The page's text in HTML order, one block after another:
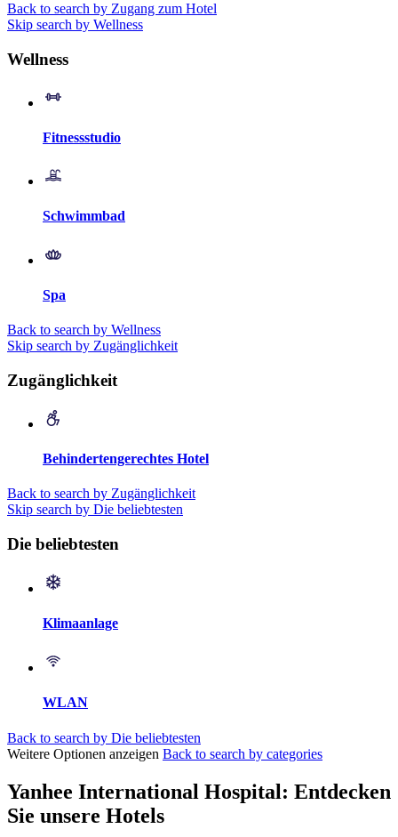
Back to search by Zugang zum Hotel
Skip search by Wellness
Wellness
Fitnessstudio
Schwimmbad
Spa
Back to search by Wellness
Skip search by Zugänglichkeit
Zugänglichkeit
Behindertengerechtes Hotel
Back to search by Zugänglichkeit
Skip search by Die beliebtesten
Die beliebtesten
Klimaanlage
WLAN
Back to search by Die beliebtesten
Weitere Optionen anzeigen Back to search by categories
Yanhee International Hospital: Entdecken
Sie unsere Hotels